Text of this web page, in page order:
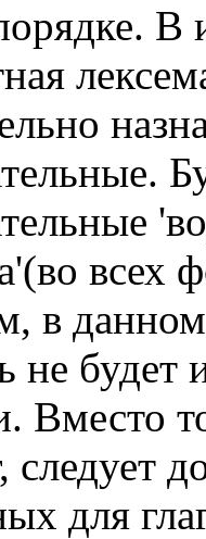
В
всех
в
не будет
Вместо
следует
для